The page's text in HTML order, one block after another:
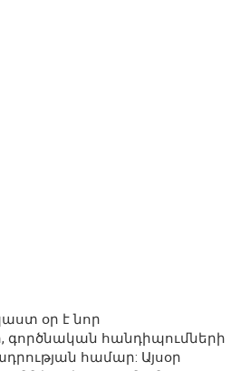
օր է նոր
գործնական հանդիպումների
համար: Այսօր